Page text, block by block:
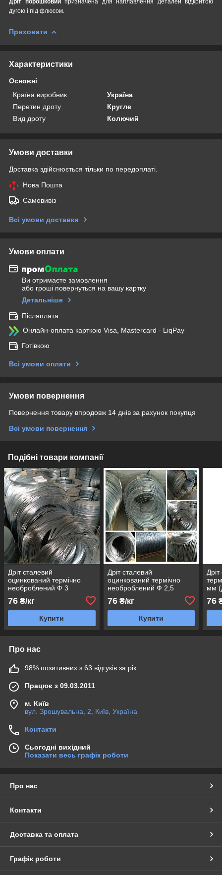
дугою і під флюсом.
Приховати
Характеристики
Основні
Країна виробник
Україна
Перетин дроту
Кругле
Вид дроту
Колючий
Умови доставки
Доставка здійснюється тільки по передоплаті.
Нова Пошта
Самовивіз
Всі умови доставки
Умови оплати
Ви отримаєте замовлення
або гроші повернуться на вашу картку
Детальніше
Післяплата
Онлайн-оплата карткою Visa, Mastercard - LiqPay
Готівкою
Всі умови оплати
Умови повернення
Повернення товару впродовж 14 днів за рахунок покупця
Всі умови повернення
Подібні товари компанії
Дріт сталевий
оцинкований термічно
необроблений Ф 3
76 ₴/кг
Купити
Дріт сталевий
оцинкований термічно
необроблений Ф 2,5
76₴/кг
Купити
мм
76
Про нас
98% позитивних з 63 відгуків за рік
Працює з 09.03.2011
м. Київ
вул. Зрошувальна, 2, Київ, Україна
Контакти
Сьогодні вихідний
Показати весь графік роботи
Про нас
Контакти
Доставка та оплата
Графік роботи